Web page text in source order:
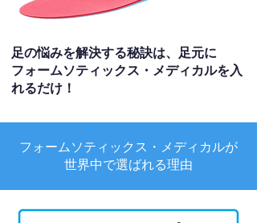
足の悩みを解決する秘訣は、足元に
フォームソティックス・メディカルを入
れるだけ！
フォームソティックス・メディカルが
世界中で選ばれる理由